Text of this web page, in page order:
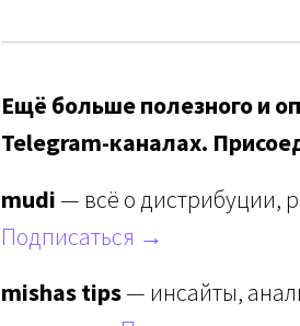
Ещё больше полезного и
Telegram-каналах.
mudi— всё о дистрибуции,
Подписаться →
mishas tips— инсайты,